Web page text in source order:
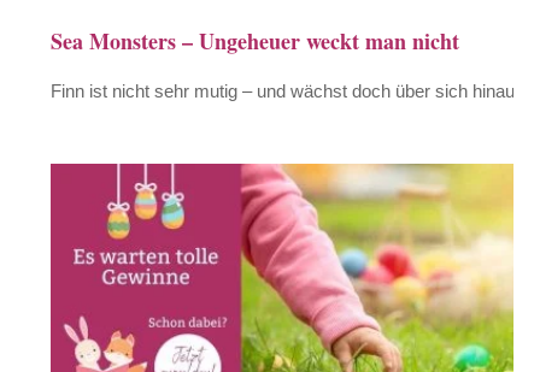
Sea Monsters – Ungeheuer weckt man nicht
Finn ist nicht sehr mutig – und wächst doch über sich hinaus